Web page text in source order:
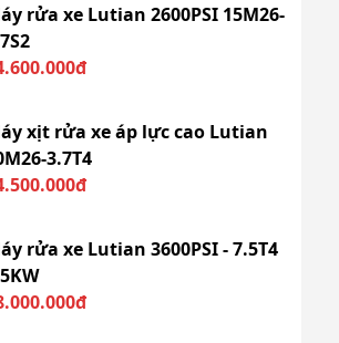
rửa xe Lutian 2600PSI 15M26-
xịt rửa xe áp lực cao Lutian
3.7T4
rửa xe Lutian 3600PSI - 7.5T4